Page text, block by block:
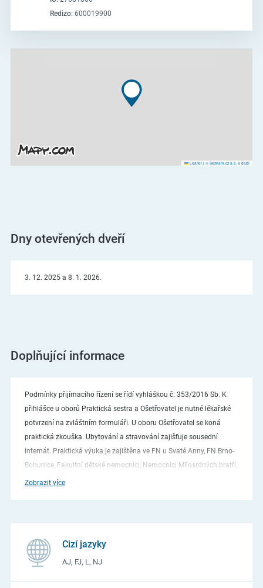
Redizo:600019900
Leaflet | © Seznam.cz a.s. a další
Dny otevřených dveří
3. 12. 2025 a 8. 1. 2026.
Doplňující informace
Podmínky přijímacího řízení se řídí vyhláškou č. 353/2016 Sb. K
přihlášce u oborů Praktická sestra a Ošetřovatel je nutné lékařské
potvrzení na zvláštním formuláři. U oboru Ošetřovatel se koná
praktická zkouška. Ubytování a stravování zajišťuje sousední
internát. Praktická výuka je zajištěna ve FN u Svaté Anny, FN Brno-
Bohunice, Fakultní dětské nemocnici, Nemocnici Milosrdných bratří,
Vojenské nemocnici, Domově pro seniory Koniklecová, Kamenná v
Zobrazit více
Cizí jazyky
AJ, FJ, L, NJ